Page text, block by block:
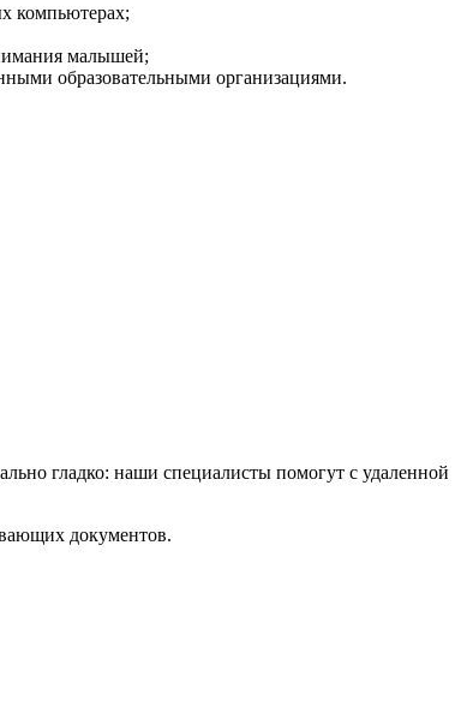
компьютерах;
малышей;
образовательными организациями.
гладко: наши специалисты помогут с удаленной
документов.